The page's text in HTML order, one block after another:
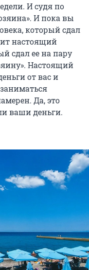
И судя по
И пока вы
который сдал
настоящий
сдал ее на пару
Настоящий
от вас и
Да, это
ваши деньги.